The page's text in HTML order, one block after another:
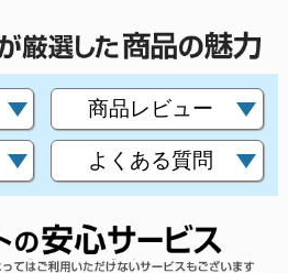
商品レビュー
よくある質問